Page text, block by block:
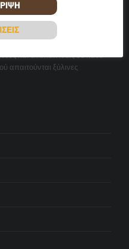
και ανακαινίσεις σε κάθε
απαιτούνται ξύλινες